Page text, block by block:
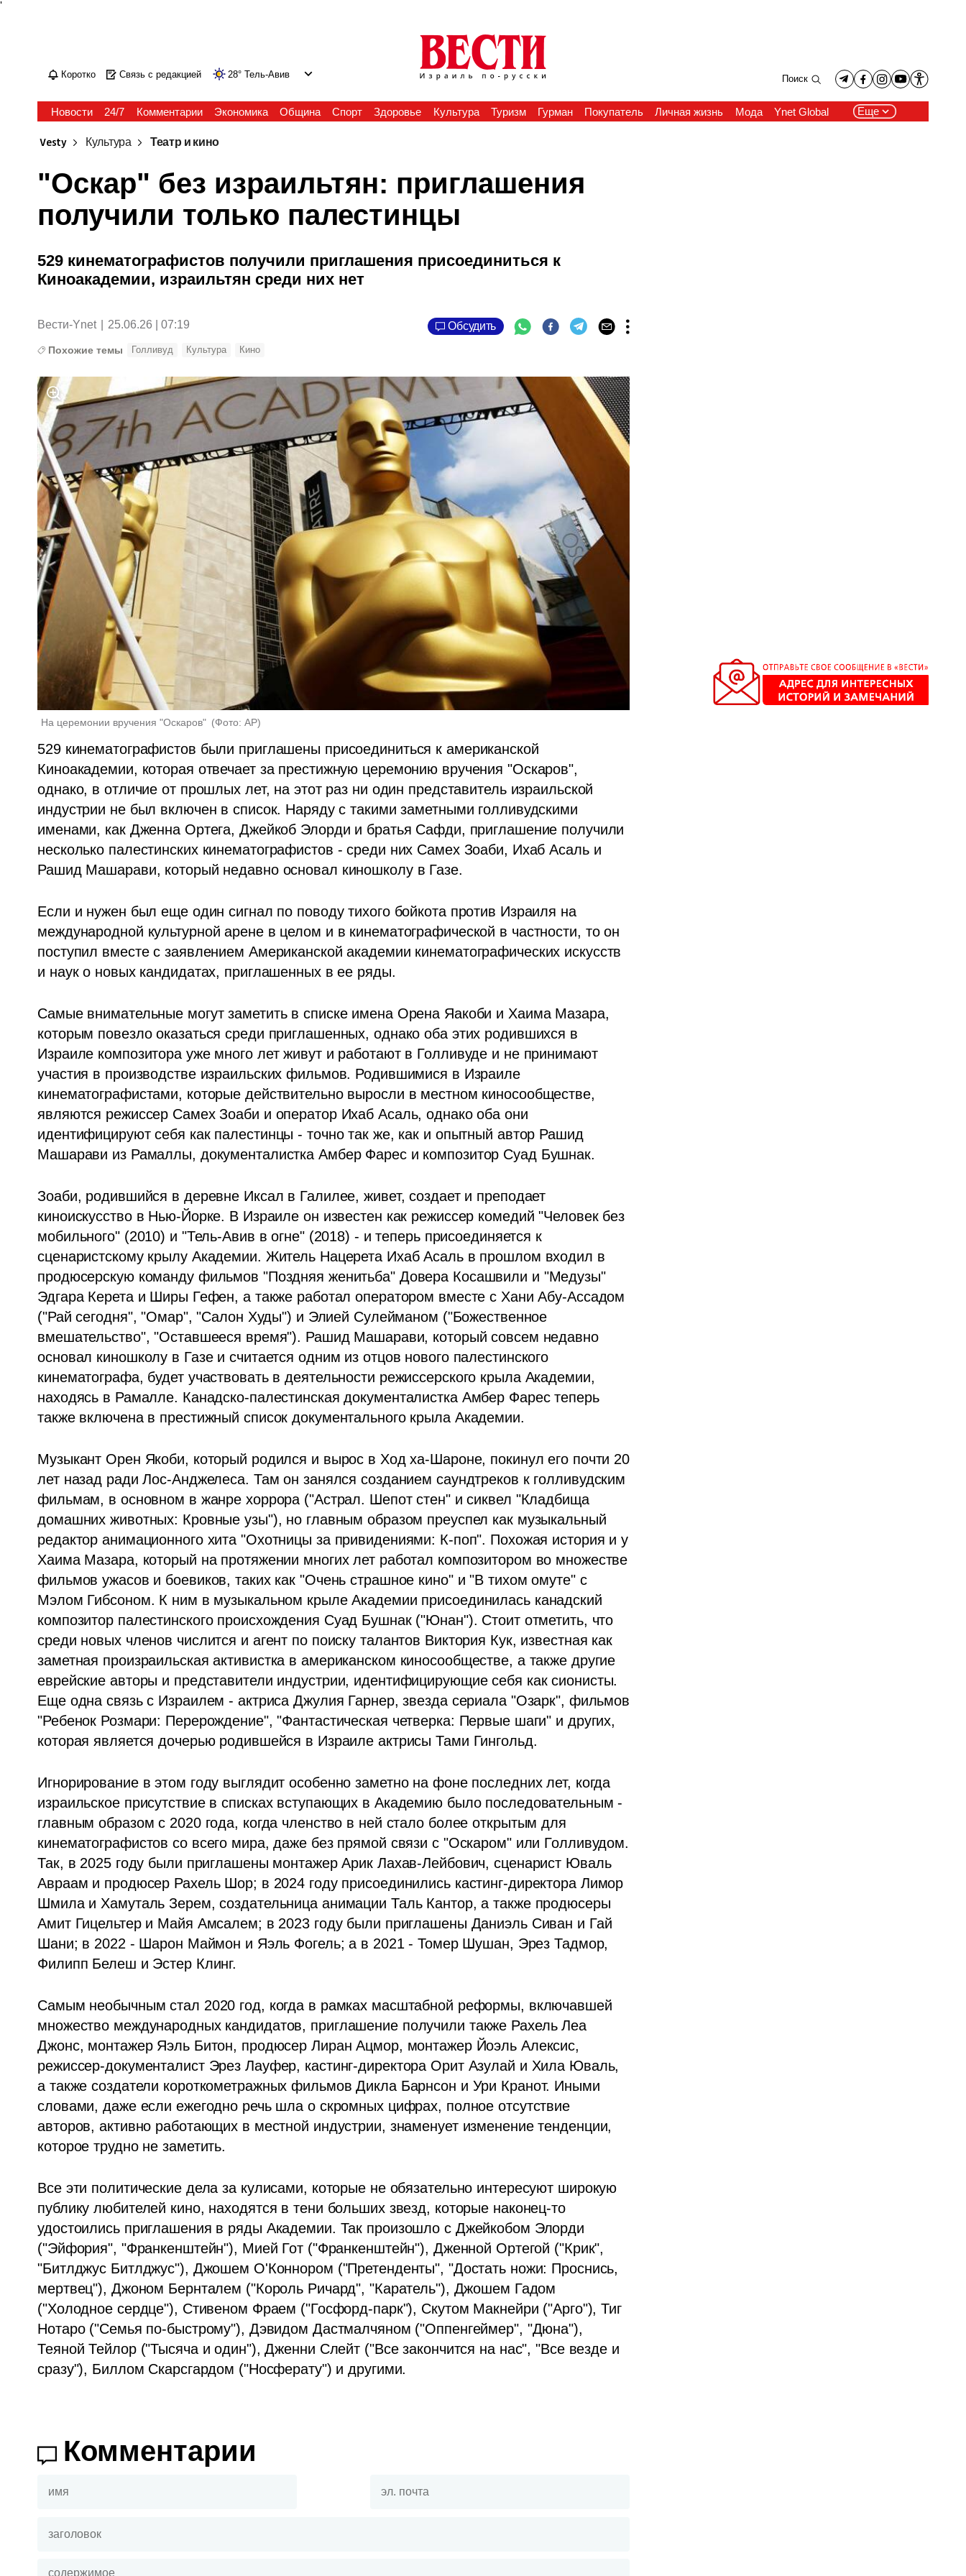
'
Коротко Связь с редакцией 28° Тель-Авив Поиск
Новости 24/7 Комментарии Экономика Община Спорт Здоровье Культура Туризм Гурман Покупатель Личная жизнь Мода Ynet Global Еще
Vesty Культура Театр и кино
"Оскар" без израильтян: приглашения
получили только палестинцы
529 кинематографистов получили приглашения присоединиться к
Киноакадемии, израильтян среди них нет
Вести-Ynet 25.06.26 | 07:19 Обсудить
Похожие темы Голливуд Культура Кино
На церемонии вручения "Оскаров" (Фото: AP)
529 кинематографистов были приглашены присоединиться к американской
Киноакадемии, которая отвечает за престижную церемонию вручения "Оскаров",
однако, в отличие от прошлых лет, на этот раз ни один представитель израильской
индустрии не был включен в список. Наряду с такими заметными голливудскими
именами, как Дженна Ортега, Джейкоб Элорди и братья Сафди, приглашение получили
несколько палестинских кинематографистов - среди них Самех Зоаби, Ихаб Асаль и
Рашид Машарави, который недавно основал киношколу в Газе.
Если и нужен был еще один сигнал по поводу тихого бойкота против Израиля на
международной культурной арене в целом и в кинематографической в частности, то он
поступил вместе с заявлением Американской академии кинематографических искусств
и наук о новых кандидатах, приглашенных в ее ряды.
Самые внимательные могут заметить в списке имена Орена Яакоби и Хаима Мазара,
которым повезло оказаться среди приглашенных, однако оба этих родившихся в
Израиле композитора уже много лет живут и работают в Голливуде и не принимают
участия в производстве израильских фильмов. Родившимися в Израиле
кинематографистами, которые действительно выросли в местном киносообществе,
являются режиссер Самех Зоаби и оператор Ихаб Асаль, однако оба они
идентифицируют себя как палестинцы - точно так же, как и опытный автор Рашид
Машарави из Рамаллы, документалистка Амбер Фарес и композитор Суад Бушнак.
Зоаби, родившийся в деревне Иксал в Галилее, живет, создает и преподает
киноискусство в Нью-Йорке. В Израиле он известен как режиссер комедий "Человек без
мобильного" (2010) и "Тель-Авив в огне" (2018) - и теперь присоединяется к
сценаристскому крылу Академии. Житель Нацерета Ихаб Асаль в прошлом входил в
продюсерскую команду фильмов "Поздняя женитьба" Довера Косашвили и "Медузы"
Эдгара Керета и Ширы Гефен, а также работал оператором вместе с Хани Абу-Ассадом
("Рай сегодня", "Омар", "Салон Худы") и Элией Сулейманом ("Божественное
вмешательство", "Оставшееся время"). Рашид Машарави, который совсем недавно
основал киношколу в Газе и считается одним из отцов нового палестинского
кинематографа, будет участвовать в деятельности режиссерского крыла Академии,
находясь в Рамалле. Канадско-палестинская документалистка Амбер Фарес теперь
также включена в престижный список документального крыла Академии.
Музыкант Орен Якоби, который родился и вырос в Ход ха-Шароне, покинул его почти 20
лет назад ради Лос-Анджелеса. Там он занялся созданием саундтреков к голливудским
фильмам, в основном в жанре хоррора ("Астрал. Шепот стен" и сиквел "Кладбища
домашних животных: Кровные узы"), но главным образом преуспел как музыкальный
редактор анимационного хита "Охотницы за привидениями: К-поп". Похожая история и у
Хаима Мазара, который на протяжении многих лет работал композитором во множестве
фильмов ужасов и боевиков, таких как "Очень страшное кино" и "В тихом омуте" с
Мэлом Гибсоном. К ним в музыкальном крыле Академии присоединилась канадский
композитор палестинского происхождения Суад Бушнак ("Юнан"). Стоит отметить, что
среди новых членов числится и агент по поиску талантов Виктория Кук, известная как
заметная произраильская активистка в американском киносообществе, а также другие
еврейские авторы и представители индустрии, идентифицирующие себя как сионисты.
Еще одна связь с Израилем - актриса Джулия Гарнер, звезда сериала "Озарк", фильмов
"Ребенок Розмари: Перерождение", "Фантастическая четверка: Первые шаги" и других,
которая является дочерью родившейся в Израиле актрисы Тами Гингольд.
Игнорирование в этом году выглядит особенно заметно на фоне последних лет, когда
израильское присутствие в списках вступающих в Академию было последовательным -
главным образом с 2020 года, когда членство в ней стало более открытым для
кинематографистов со всего мира, даже без прямой связи с "Оскаром" или Голливудом.
Так, в 2025 году были приглашены монтажер Арик Лахав-Лейбович, сценарист Юваль
Авраам и продюсер Рахель Шор; в 2024 году присоединились кастинг-директора Лимор
Шмила и Хамуталь Зерем, создательница анимации Таль Кантор, а также продюсеры
Амит Гицельтер и Майя Амсалем; в 2023 году были приглашены Даниэль Сиван и Гай
Шани; в 2022 - Шарон Маймон и Яэль Фогель; а в 2021 - Томер Шушан, Эрез Тадмор,
Филипп Белеш и Эстер Клинг.
Самым необычным стал 2020 год, когда в рамках масштабной реформы, включавшей
множество международных кандидатов, приглашение получили также Рахель Леа
Джонс, монтажер Яэль Битон, продюсер Лиран Ацмор, монтажер Йоэль Алексис,
режиссер-документалист Эрез Лауфер, кастинг-директора Орит Азулай и Хила Юваль,
а также создатели короткометражных фильмов Дикла Барнсон и Ури Кранот. Иными
словами, даже если ежегодно речь шла о скромных цифрах, полное отсутствие
авторов, активно работающих в местной индустрии, знаменует изменение тенденции,
которое трудно не заметить.
Все эти политические дела за кулисами, которые не обязательно интересуют широкую
публику любителей кино, находятся в тени больших звезд, которые наконец-то
удостоились приглашения в ряды Академии. Так произошло с Джейкобом Элорди
("Эйфория", "Франкенштейн"), Мией Гот ("Франкенштейн"), Дженной Ортегой ("Крик",
"Битлджус Битлджус"), Джошем О'Коннором ("Претенденты", "Достать ножи: Проснись,
мертвец"), Джоном Бернталем ("Король Ричард", "Каратель"), Джошем Гадом
("Холодное сердце"), Стивеном Фраем ("Госфорд-парк"), Скутом Макнейри ("Арго"), Тиг
Нотаро ("Семья по-быстрому"), Дэвидом Дастмалчяном ("Оппенгеймер", "Дюна"),
Теяной Тейлор ("Тысяча и один"), Дженни Слейт ("Все закончится на нас", "Все везде и
сразу"), Биллом Скарсгардом ("Носферату") и другими.
Комментарии